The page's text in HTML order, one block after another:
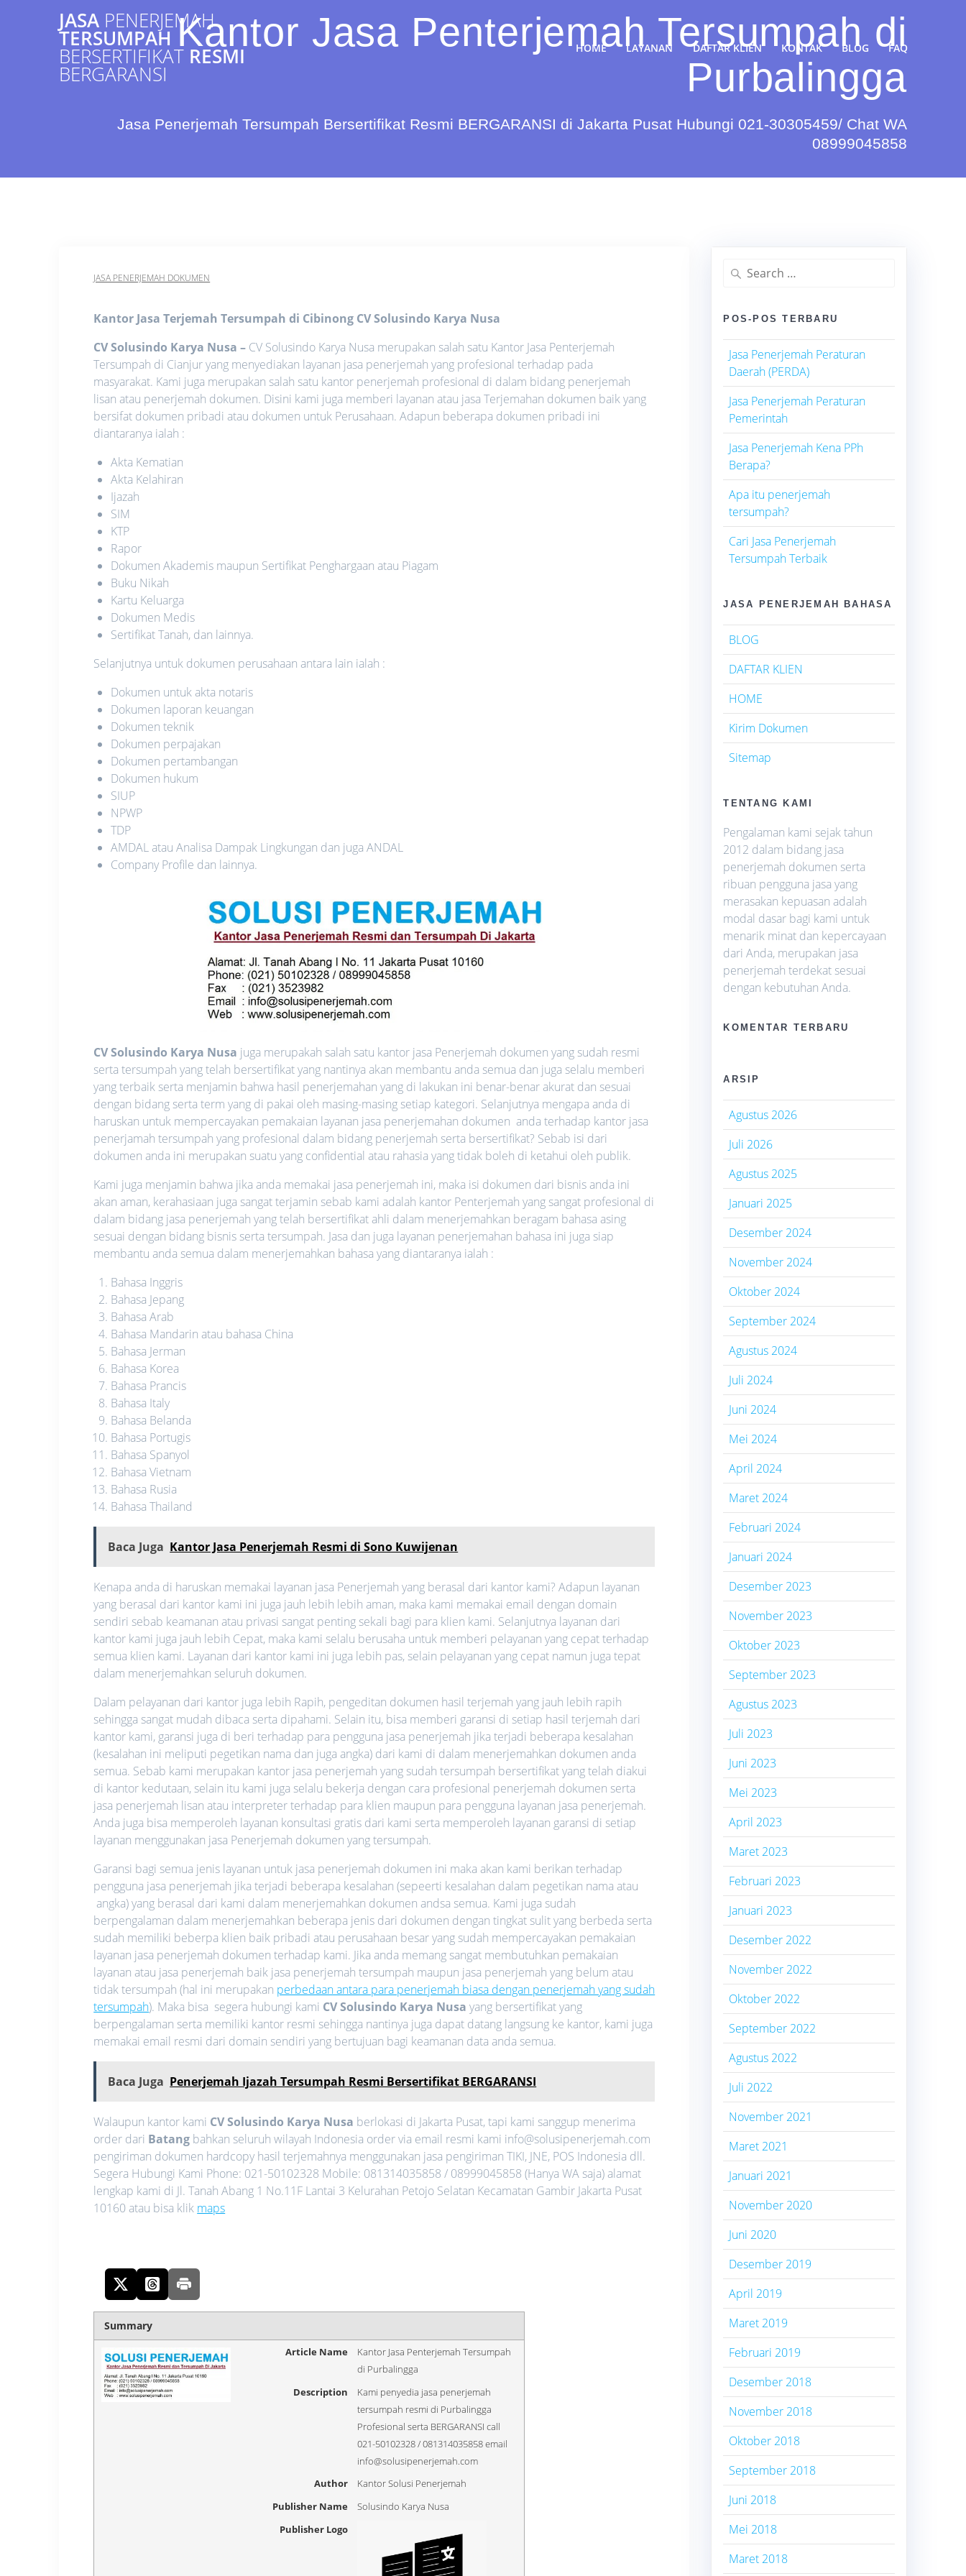
JASA PENERJEMAH
TERSUMPAH
BERSERTIFIKAT RESMI
BERGARANSI
HOME LAYANAN DAFTAR KLIEN KONTAK BLOG FAQ
Kantor Jasa Penterjemah Tersumpah di
Purbalingga
Jasa Penerjemah Tersumpah Bersertifikat Resmi BERGARANSI di Jakarta Pusat Hubungi 021-30305459/ Chat WA
08999045858
JASA PENERJEMAH DOKUMEN
Kantor Jasa Terjemah Tersumpah di Cibinong CV Solusindo Karya Nusa
CV Solusindo Karya Nusa – CV Solusindo Karya Nusa merupakan salah satu Kantor Jasa Penterjemah
Tersumpah di Cianjur yang menyediakan layanan jasa penerjemah yang profesional terhadap pada
masyarakat. Kami juga merupakan salah satu kantor penerjemah profesional di dalam bidang penerjemah
lisan atau penerjemah dokumen. Disini kami juga memberi layanan atau jasa Terjemahan dokumen baik yang
bersifat dokumen pribadi atau dokumen untuk Perusahaan. Adapun beberapa dokumen pribadi ini
diantaranya ialah :
Akta Kematian
Akta Kelahiran
Ijazah
SIM
KTP
Rapor
Dokumen Akademis maupun Sertifikat Penghargaan atau Piagam
Buku Nikah
Kartu Keluarga
Dokumen Medis
Sertifikat Tanah, dan lainnya.
Selanjutnya untuk dokumen perusahaan antara lain ialah :
Dokumen untuk akta notaris
Dokumen laporan keuangan
Dokumen teknik
Dokumen perpajakan
Dokumen pertambangan
Dokumen hukum
SIUP
NPWP
TDP
AMDAL atau Analisa Dampak Lingkungan dan juga ANDAL
Company Profile dan lainnya.
CV Solusindo Karya Nusa juga merupakah salah satu kantor jasa Penerjemah dokumen yang sudah resmi
serta tersumpah yang telah bersertifikat yang nantinya akan membantu anda semua dan juga selalu memberi
yang terbaik serta menjamin bahwa hasil penerjemahan yang di lakukan ini benar-benar akurat dan sesuai
dengan bidang serta term yang di pakai oleh masing-masing setiap kategori. Selanjutnya mengapa anda di
haruskan untuk mempercayakan pemakaian layanan jasa penerjemahan dokumen anda terhadap kantor jasa
penerjamah tersumpah yang profesional dalam bidang penerjemah serta bersertifikat? Sebab isi dari
dokumen anda ini merupakan suatu yang confidential atau rahasia yang tidak boleh di ketahui oleh publik.
Kami juga menjamin bahwa jika anda memakai jasa penerjemah ini, maka isi dokumen dari bisnis anda ini
akan aman, kerahasiaan juga sangat terjamin sebab kami adalah kantor Penterjemah yang sangat profesional di
dalam bidang jasa penerjemah yang telah bersertifikat ahli dalam menerjemahkan beragam bahasa asing
sesuai dengan bidang bisnis serta tersumpah. Jasa dan juga layanan penerjemahan bahasa ini juga siap
membantu anda semua dalam menerjemahkan bahasa yang diantaranya ialah :
Bahasa Inggris
Bahasa Jepang
Bahasa Arab
Bahasa Mandarin atau bahasa China
Bahasa Jerman
Bahasa Korea
Bahasa Prancis
Bahasa Italy
Bahasa Belanda
Bahasa Portugis
Bahasa Spanyol
Bahasa Vietnam
Bahasa Rusia
Bahasa Thailand
Baca Juga Kantor Jasa Penerjemah Resmi di Sono Kuwijenan
Kenapa anda di haruskan memakai layanan jasa Penerjemah yang berasal dari kantor kami? Adapun layanan
yang berasal dari kantor kami ini juga jauh lebih lebih aman, maka kami memakai email dengan domain
sendiri sebab keamanan atau privasi sangat penting sekali bagi para klien kami. Selanjutnya layanan dari
kantor kami juga jauh lebih Cepat, maka kami selalu berusaha untuk memberi pelayanan yang cepat terhadap
semua klien kami. Layanan dari kantor kami ini juga lebih pas, selain pelayanan yang cepat namun juga tepat
dalam menerjemahkan seluruh dokumen.
Dalam pelayanan dari kantor juga lebih Rapih, pengeditan dokumen hasil terjemah yang jauh lebih rapih
sehingga sangat mudah dibaca serta dipahami. Selain itu, bisa memberi garansi di setiap hasil terjemah dari
kantor kami, garansi juga di beri terhadap para pengguna jasa penerjemah jika terjadi beberapa kesalahan
(kesalahan ini meliputi pegetikan nama dan juga angka) dari kami di dalam menerjemahkan dokumen anda
semua. Sebab kami merupakan kantor jasa penerjemah yang sudah tersumpah bersertifikat yang telah diakui
di kantor kedutaan, selain itu kami juga selalu bekerja dengan cara profesional penerjemah dokumen serta
jasa penerjemah lisan atau interpreter terhadap para klien maupun para pengguna layanan jasa penerjemah.
Anda juga bisa memperoleh layanan konsultasi gratis dari kami serta memperoleh layanan garansi di setiap
layanan menggunakan jasa Penerjemah dokumen yang tersumpah.
Garansi bagi semua jenis layanan untuk jasa penerjemah dokumen ini maka akan kami berikan terhadap
pengguna jasa penerjemah jika terjadi beberapa kesalahan (sepeerti kesalahan dalam pegetikan nama atau
angka) yang berasal dari kami dalam menerjemahkan dokumen andsa semua. Kami juga sudah
berpengalaman dalam menerjemahkan beberapa jenis dari dokumen dengan tingkat sulit yang berbeda serta
sudah memiliki beberpa klien baik pribadi atau perusahaan besar yang sudah mempercayakan pemakaian
layanan jasa penerjemah dokumen terhadap kami. Jika anda memang sangat membutuhkan pemakaian
layanan atau jasa penerjemah baik jasa penerjemah tersumpah maupun jasa penerjemah yang belum atau
tidak tersumpah (hal ini merupakan perbedaan antara para penerjemah biasa dengan penerjemah yang sudah
tersumpah). Maka bisa segera hubungi kami CV Solusindo Karya Nusa yang bersertifikat yang
berpengalaman serta memiliki kantor resmi sehingga nantinya juga dapat datang langsung ke kantor, kami juga
memakai email resmi dari domain sendiri yang bertujuan bagi keamanan data anda semua.
Baca Juga Penerjemah Ijazah Tersumpah Resmi Bersertifikat BERGARANSI
Walaupun kantor kami CV Solusindo Karya Nusa berlokasi di Jakarta Pusat, tapi kami sanggup menerima
order dari Batang bahkan seluruh wilayah Indonesia order via email resmi kami info@solusipenerjemah.com
pengiriman dokumen hardcopy hasil terjemahnya menggunakan jasa pengiriman TIKI, JNE, POS Indonesia dll.
Segera Hubungi Kami Phone: 021-50102328 Mobile: 081314035858 / 08999045858 (Hanya WA saja) alamat
lengkap kami di Jl. Tanah Abang 1 No.11F Lantai 3 Kelurahan Petojo Selatan Kecamatan Gambir Jakarta Pusat
10160 atau bisa klik maps
Summary
Article Name
Kantor Jasa Penterjemah Tersumpah
di Purbalingga
Description
Kami penyedia jasa penerjemah
tersumpah resmi di Purbalingga
Profesional serta BERGARANSI call
021-50102328 / 081314035858 email
info@solusipenerjemah.com
Author
Kantor Solusi Penerjemah
Publisher Name
Solusindo Karya Nusa
Publisher Logo
Search
for:
POS-POS TERBARU
Jasa Penerjemah Peraturan
Daerah (PERDA)
Jasa Penerjemah Peraturan
Pemerintah
Jasa Penerjemah Kena PPh
Berapa?
Apa itu penerjemah
tersumpah?
Cari Jasa Penerjemah
Tersumpah Terbaik
JASA PENERJEMAH BAHASA
BLOG
DAFTAR KLIEN
HOME
Kirim Dokumen
Sitemap
TENTANG KAMI
Pengalaman kami sejak tahun
2012 dalam bidang jasa
penerjemah dokumen serta
ribuan pengguna jasa yang
merasakan kepuasan adalah
modal dasar bagi kami untuk
menarik minat dan kepercayaan
dari Anda, merupakan jasa
penerjemah terdekat sesuai
dengan kebutuhan Anda.
KOMENTAR TERBARU
ARSIP
Agustus 2026
Juli 2026
Agustus 2025
Januari 2025
Desember 2024
November 2024
Oktober 2024
September 2024
Agustus 2024
Juli 2024
Juni 2024
Mei 2024
April 2024
Maret 2024
Februari 2024
Januari 2024
Desember 2023
November 2023
Oktober 2023
September 2023
Agustus 2023
Juli 2023
Juni 2023
Mei 2023
April 2023
Maret 2023
Februari 2023
Januari 2023
Desember 2022
November 2022
Oktober 2022
September 2022
Agustus 2022
Juli 2022
November 2021
Maret 2021
Januari 2021
November 2020
Juni 2020
Desember 2019
April 2019
Maret 2019
Februari 2019
Desember 2018
November 2018
Oktober 2018
September 2018
Juni 2018
Mei 2018
Maret 2018